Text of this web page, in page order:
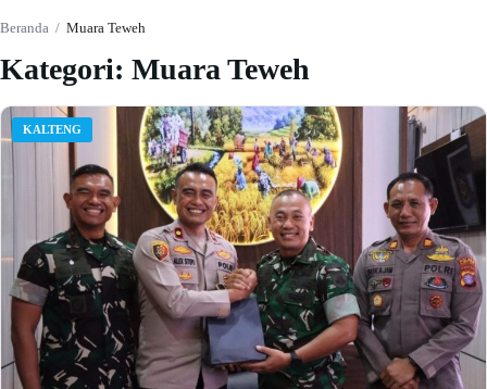
Beranda / Muara Teweh
Kategori: Muara Teweh
KALTENG